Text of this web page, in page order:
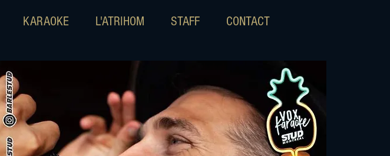
KARAOKE L'ATRIHOM STAFF CONTACT